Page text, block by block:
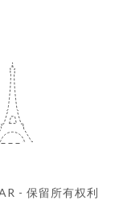
- 保留所有权利